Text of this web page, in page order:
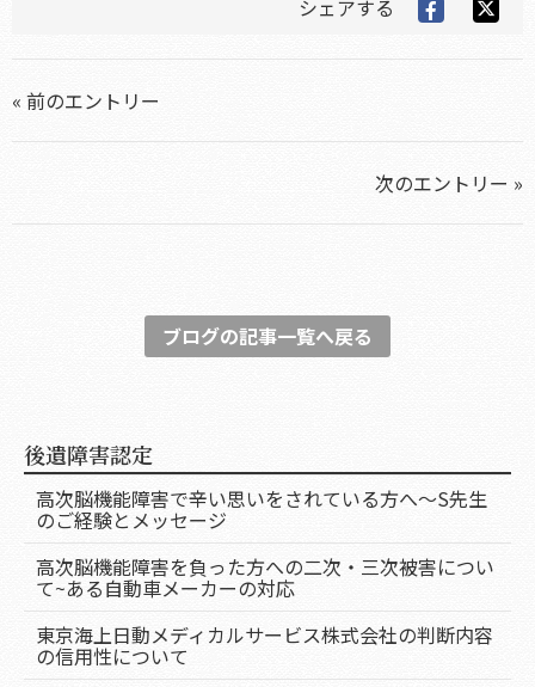
シェアする
« 前のエントリー
次のエントリー »
ブログの記事一覧へ戻る
後遺障害認定
高次脳機能障害で辛い思いをされている方へ～S先生
のご経験とメッセージ
高次脳機能障害を負った方への二次・三次被害につい
て~ある自動車メーカーの対応
東京海上日動メディカルサービス株式会社の判断内容
の信用性について